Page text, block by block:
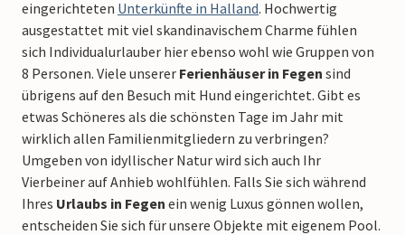
eingerichteten Unterkünfte in Halland. Hochwertig
ausgestattet mit viel skandinavischem Charme fühlen
sich Individualurlauber hier ebenso wohl wie Gruppen von
8 Personen. Viele unserer Ferienhäuser in Fegen sind
übrigens auf den Besuch mit Hund eingerichtet. Gibt es
etwas Schöneres als die schönsten Tage im Jahr mit
wirklich allen Familienmitgliedern zu verbringen?
Umgeben von idyllischer Natur wird sich auch Ihr
Vierbeiner auf Anhieb wohlfühlen. Falls Sie sich während
Ihres Urlaubs in Fegen ein wenig Luxus gönnen wollen,
entscheiden Sie sich für unsere Objekte mit eigenem Pool.